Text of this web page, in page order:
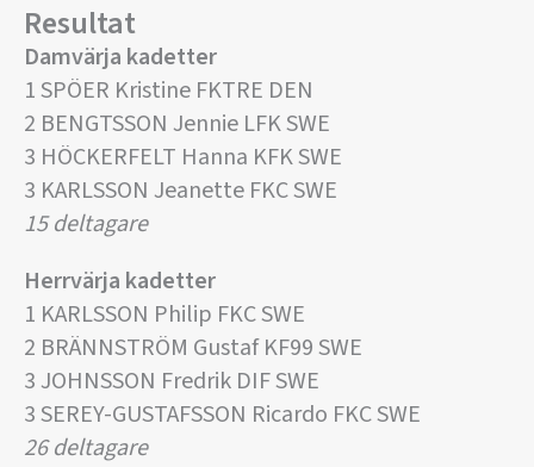
Resultat
Damvärja kadetter
1 SPÖER Kristine FKTRE DEN
2 BENGTSSON Jennie LFK SWE
3 HÖCKERFELT Hanna KFK SWE
3 KARLSSON Jeanette FKC SWE
15 deltagare
Herrvärja kadetter
1 KARLSSON Philip FKC SWE
2 BRÄNNSTRÖM Gustaf KF99 SWE
3 JOHNSSON Fredrik DIF SWE
3 SEREY-GUSTAFSSON Ricardo FKC SWE
26 deltagare